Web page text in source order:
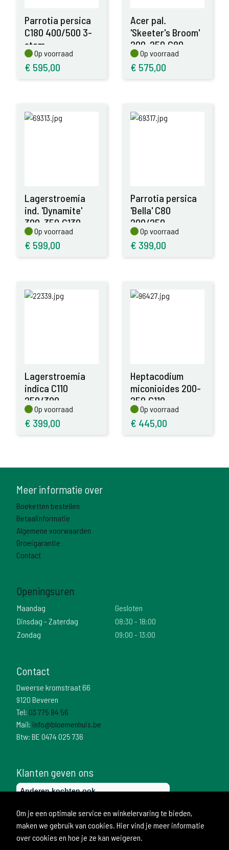
Parrotia persica
C180 400/500 3-
stam
Op voorraad
Op voorraad
€ 595,00
Acer pal.
'Skeeter's Broom'
200-250,C80
Op voorraad
Op voorraad
€ 575,00
Lagerstroemia
ind. 'Dynamite'
300-350,C130
Op voorraad
Op voorraad
€ 599,00
Parrotia persica
'Bella' C80
200/250
Op voorraad
Op voorraad
€ 399,00
Lagerstroemia
indica C110
250/300
Op voorraad
Op voorraad
€ 399,00
Heptacodium
miconioides 200-
250,C110
Op voorraad
Op voorraad
€ 445,00
Meer informatie over
Boeketten bestellen
Betaalinformatie
Algemene voorwaarden
Groeigarantie
Contact
Openingsuren
Maandag
Gesloten
Dinsdag - Zaterdag
08:30 - 18:00
Zondag
09:00 - 13:00
Contact
Dweerse kromstraat 66
9120 Beveren
Tel: 03 775 84 56
Mail: info@bloemenhuis.be
Btw: BE 0474 025 736
Klanten geven ons
Om je een optimale service en winkelervaring te bieden,
maken we gebruik van cookies. Hier vind je meer informatie
over cookies en hoe je ze kan weigeren.